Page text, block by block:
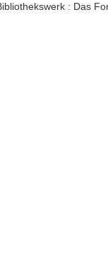
: Das